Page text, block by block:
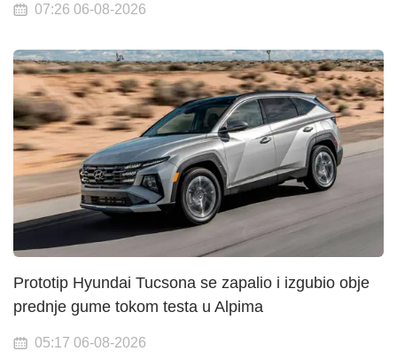
07:26 06-08-2026
Prototip Hyundai Tucsona se zapalio i izgubio obje
prednje gume tokom testa u Alpima
05:17 06-08-2026